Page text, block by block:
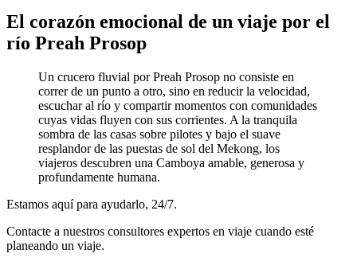
El corazón emocional de un viaje por el
río Preah Prosop
Un crucero fluvial por Preah Prosop no consiste en
correr de un punto a otro, sino en reducir la velocidad,
escuchar al río y compartir momentos con comunidades
cuyas vidas fluyen con sus corrientes. A la tranquila
sombra de las casas sobre pilotes y bajo el suave
resplandor de las puestas de sol del Mekong, los
viajeros descubren una Camboya amable, generosa y
profundamente humana.
Estamos aquí para ayudarlo, 24/7.
Contacte a nuestros consultores expertos en viaje cuando esté
planeando un viaje.